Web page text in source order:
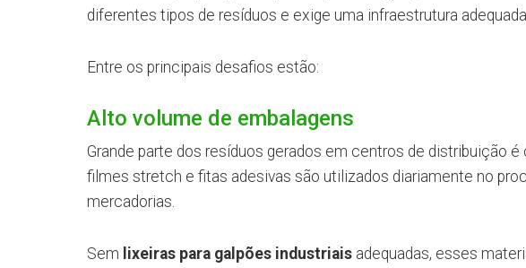
diferentes tipos de resíduos e exige uma infraestrutura
Entre os principais desafios estão:
Alto volume de embalagens
Grande parte dos resíduos gerados em centros de distribuição
filmes stretch e fitas adesivas são utilizados diariamente no
mercadorias.
Sem lixeiras para galpões industriais adequadas, esses